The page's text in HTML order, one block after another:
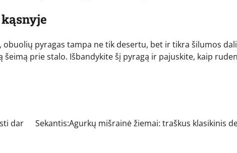
obuolių pyragas tampa ne tik desertu, bet ir tikra šilumos
prie stalo. Išbandykite šį pyragą ir pajuskite, kaip
dar
Sekantis:Agurkų mišrainė žiemai: traškus klasikinis